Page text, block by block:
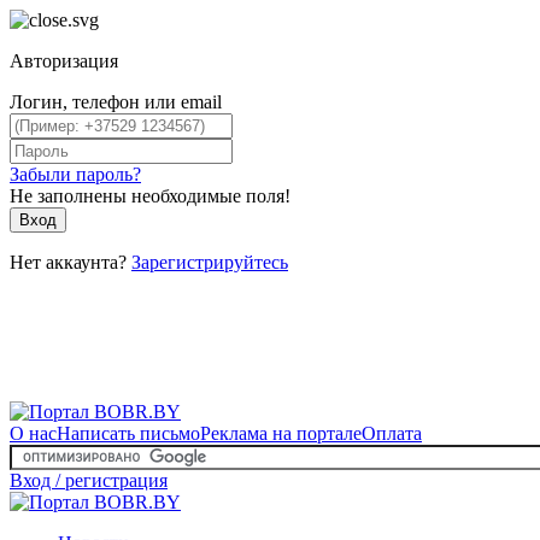
Авторизация
Логин, телефон или email
Забыли пароль?
Не заполнены необходимые поля!
Вход
Нет аккаунта? Зарегистрируйтесь
О насНаписать письмоРеклама на порталеОплата
Вход / регистрация